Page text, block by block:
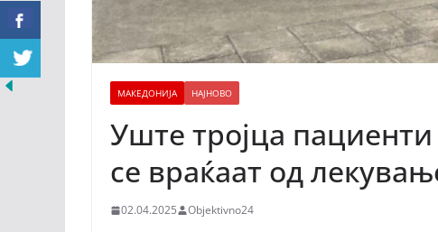
МАКЕДОНИЈА НАЈНОВО
Уште тројца
се враќаат од
02.04.2025 Objektivno24